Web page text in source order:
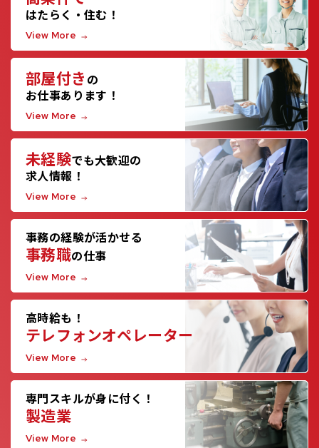
はたらく・住む！
View More
部屋付き の
お仕事あります！
View More
未経験でも大歓迎の
求人情報！
View More
事務の経験が活かせる
事務職の仕事
View More
高時給も！
テレフォンオペレーター
View More
専門スキルが身に付く！
製造業
View More